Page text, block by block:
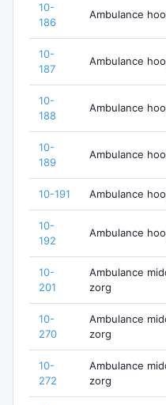
10-
186
Ambulance
10-
187
Ambulance
10-
188
Ambulance
10-
189
Ambulance
10-191 Ambulance
10-
192
Ambulance
10-
201
Ambulance
zorg
10-
270
Ambulance
zorg
10-
272
Ambulance
zorg